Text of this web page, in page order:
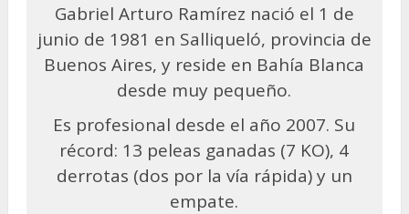
Gabriel Arturo Ramírez nació el 1 de
junio de 1981 en Salliqueló, provincia de
Buenos Aires, y reside en Bahía Blanca
desde muy pequeño.
Es profesional desde el año 2007. Su
récord: 13 peleas ganadas (7 KO), 4
derrotas (dos por la vía rápida) y un
empate.